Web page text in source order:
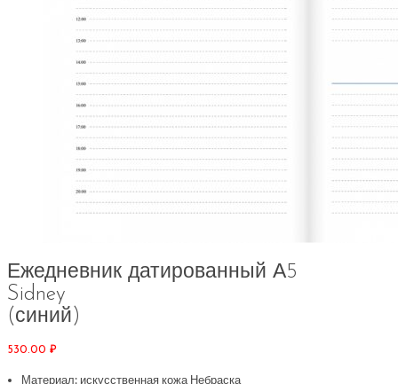
Ежедневник датированный А5
Sidney
(синий)
530.00 ₽
Материал: искусственная кожа Небраска